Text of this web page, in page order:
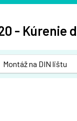
- Kúrenie
Montáž na DIN lištu